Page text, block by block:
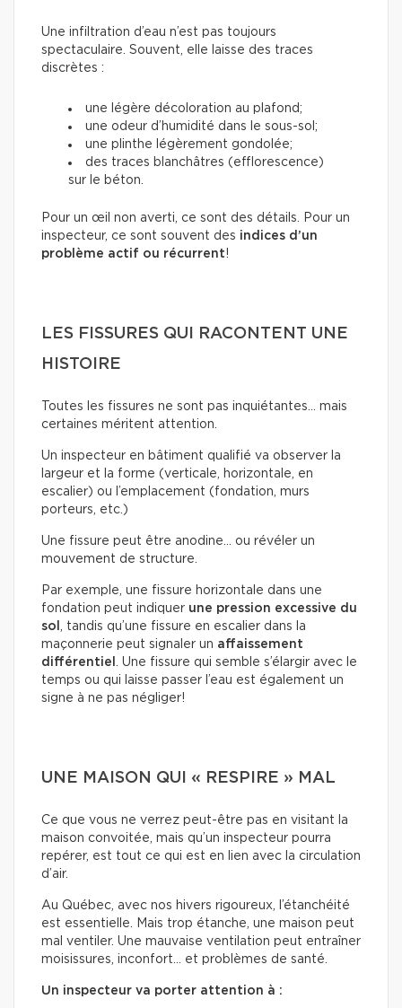
Une infiltration d’eau n’est pas toujours
spectaculaire. Souvent, elle laisse des traces
discrètes :
une légère décoloration au plafond;
une odeur d’humidité dans le sous-sol;
une plinthe légèrement gondolée;
des traces blanchâtres (efflorescence)
sur le béton.
Pour un œil non averti, ce sont des détails. Pour un
inspecteur, ce sont souvent des indices d’un
problème actif ou récurrent!
LES FISSURES QUI RACONTENT UNE
HISTOIRE
Toutes les fissures ne sont pas inquiétantes… mais
certaines méritent attention.
Un inspecteur en bâtiment qualifié va observer la
largeur et la forme (verticale, horizontale, en
escalier) ou l’emplacement (fondation, murs
porteurs, etc.)
Une fissure peut être anodine… ou révéler un
mouvement de structure.
Par exemple, une fissure horizontale dans une
fondation peut indiquer une pression excessive du
sol , tandis qu’une fissure en escalier dans la
maçonnerie peut signaler un affaissement
différentiel . Une fissure qui semble s’élargir avec le
temps ou qui laisse passer l’eau est également un
signe à ne pas négliger!
UNE MAISON QUI « RESPIRE » MAL
Ce que vous ne verrez peut-être pas en visitant la
maison convoitée, mais qu’un inspecteur pourra
repérer, est tout ce qui est en lien avec la circulation
d’air.
Au Québec, avec nos hivers rigoureux, l’étanchéité
est essentielle. Mais trop étanche, une maison peut
mal ventiler. Une mauvaise ventilation peut entraîner
moisissures, inconfort… et problèmes de santé.
Un inspecteur va porter attention à :